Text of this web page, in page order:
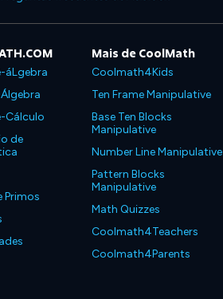
áLgebra
Cálculo
de
Primos
Mais de CoolMath
Coolmath4Kids
Ten Frame Manipulative
Base Ten Blocks
Manipulative
Number Line Manipulative
Pattern Blocks
Manipulative
Math Quizzes
Coolmath4Teachers
Coolmath4Parents